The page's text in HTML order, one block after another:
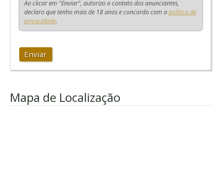
Ao clicar em "Enviar", autorizo o contato dos anunciantes,
declaro que tenho mais de 18 anos e concordo com apolítica de
privacidade.
Enviar
Mapa de Localização